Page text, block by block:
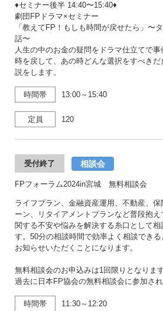
♦セミナー後半 14:40〜15:40♦
劇団FPドラマ×セミナー
「教えてFP！もしも時間が戻せたら」〜
話〜
人生の中のお金の疑問をドラマ仕立てで
時を戻して、あの時どんな選択をすべき
説をします。
時間帯 13:00～15:40
定員 120
受付終了 相談会
FPフォーラム2024in宮城 無料相談会
ライフプラン、金融資産運用、不動産、
ーン、リタイアメントプランなど普段抱
関する不安や悩みを解決する糸口として相
す。50分の相談時間で効率よく相談でき
お知らせいただくことになります。
無料相談会のお申込みは1回限りとなります
過去に日本FP協会の無料相談会に参加さ
時間帯 11:30～12:20